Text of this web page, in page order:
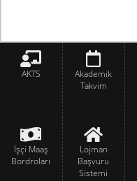
AKTS
Akademik
Takvim
İşçi Maaş
Bordroları
Lojman
Başvuru
Sistemi